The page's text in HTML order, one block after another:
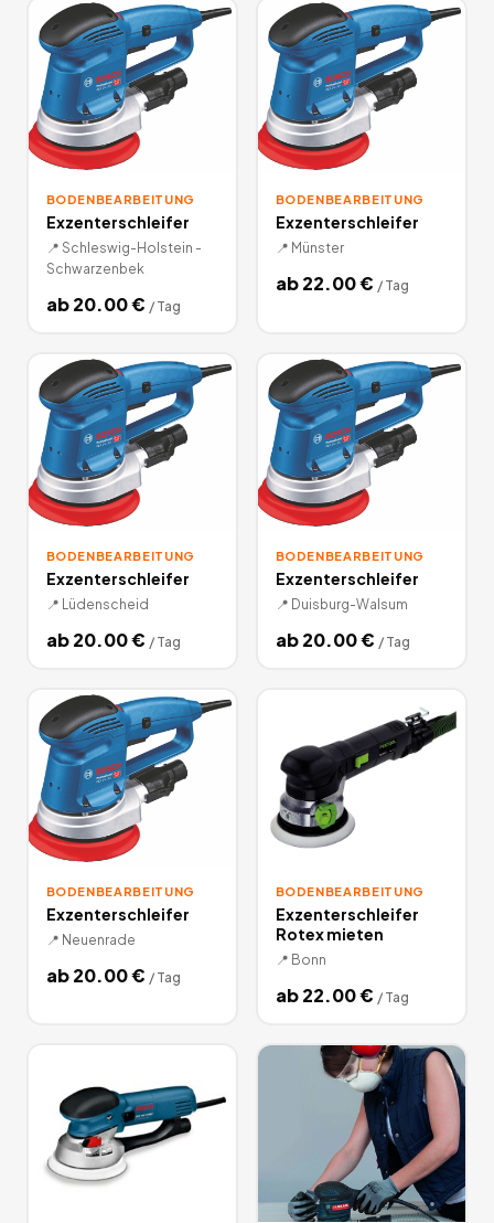
BODENBEARBEITUNG
Exzenterschleifer
📍 Schleswig-Holstein -
Schwarzenbek
ab20.00€ / Tag
BODENBEARBEITUNG
Exzenterschleifer
📍 Münster
ab22.00€ / Tag
BODENBEARBEITUNG
Exzenterschleifer
📍 Lüdenscheid
ab20.00€ / Tag
BODENBEARBEITUNG
Exzenterschleifer
📍 Duisburg-Walsum
ab20.00€ / Tag
BODENBEARBEITUNG
Exzenterschleifer
📍 Neuenrade
ab20.00€ / Tag
BODENBEARBEITUNG
Exzenterschleifer
Rotex mieten
📍 Bonn
ab22.00€ / Tag